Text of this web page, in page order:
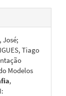
José;
Tiago
Modelos
,